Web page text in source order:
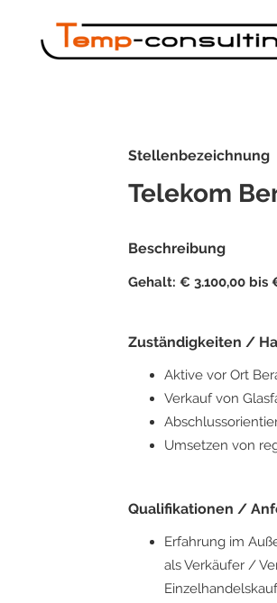
Stellenbezeichnung
Telekom
Beschreibung
Gehalt: € 3.100,00 bis
Zuständigkeiten /
Aktive vor Ort
Verkauf von
Umsetzen von
Qualifikationen /
Erfahrung im
als Verkäufer /